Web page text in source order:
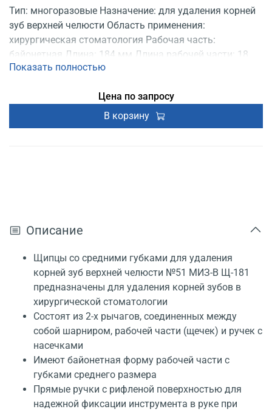
Тип: многоразовые Назначение: для удаления корней
зуб верхней челюсти Область применения:
хирургическая стоматология Рабочая часть:
байонетная Длина: 184 мм Длина рабочей части: 18
мм Материал: нержавеющая сталь Продаются: по 5
Показать полностью
Цена по запросу
В корзину
Описание
Щипцы со средними губками для удаления
корней зуб верхней челюсти №51 МИЗ-В Щ-181
предназначены для удаления корней зубов в
хирургической стоматологии
Состоят из 2-х рычагов, соединенных между
собой шарниром, рабочей части (щечек) и ручек с
насечками
Имеют байонетная форму рабочей части с
губками среднего размера
Прямые ручки с рифленой поверхностью для
надежной фиксации инструмента в руке при